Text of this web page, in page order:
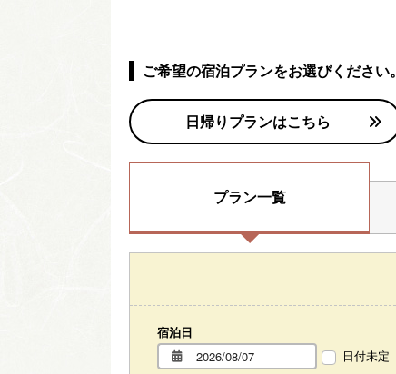
ご希望の宿泊プランをお選びください。
日帰りプランはこちら
プラン一覧
宿泊日
日付未定